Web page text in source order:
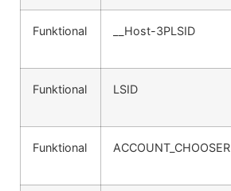
Funktional __Host-3PLSID
Funktional LSID
Funktional ACCOUNT_CHOOSER